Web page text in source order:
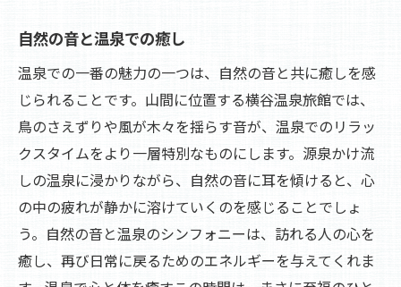
自然の音と温泉での癒し
温泉での一番の魅力の一つは、自然の音と共に癒しを感
じられることです。山間に位置する横谷温泉旅館では、
鳥のさえずりや風が木々を揺らす音が、温泉でのリラッ
クスタイムをより一層特別なものにします。源泉かけ流
しの温泉に浸かりながら、自然の音に耳を傾けると、心
の中の疲れが静かに溶けていくのを感じることでしょ
う。自然の音と温泉のシンフォニーは、訪れる人の心を
癒し、再び日常に戻るためのエネルギーを与えてくれま